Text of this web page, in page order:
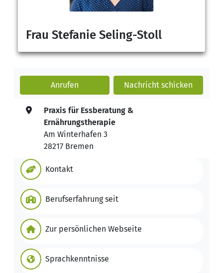
Frau Stefanie Seling-Stoll
Anrufen Nachricht schicken
Praxis für Essberatung &
Ernährungstherapie
Am Winterhafen 3
28217 Bremen
Kontakt
Berufserfahrung seit
Zur persönlichen Webseite
Sprachkenntnisse